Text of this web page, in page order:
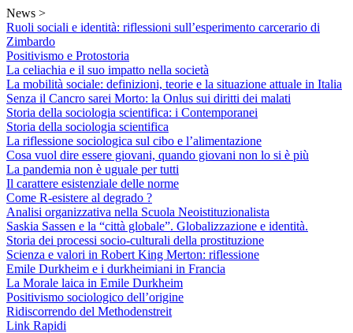
Skip
to
content
News >
Ruoli sociali e identità: riflessioni sull’esperimento carcerario di
Zimbardo
Positivismo e Protostoria
La celiachia e il suo impatto nella società
La mobilità sociale: definizioni, teorie e la situazione attuale in Italia
Senza il Cancro sarei Morto: la Onlus sui diritti dei malati
Storia della sociologia scientifica: i Contemporanei
Storia della sociologia scientifica
La riflessione sociologica sul cibo e l’alimentazione
Cosa vuol dire essere giovani, quando giovani non lo si è più
La pandemia non è uguale per tutti
Il carattere esistenziale delle norme
Come R-esistere al degrado ?
Analisi organizzativa nella Scuola Neoistituzionalista
Saskia Sassen e la “città globale”. Globalizzazione e identità.
Storia dei processi socio-culturali della prostituzione
Scienza e valori in Robert King Merton: riflessione
Emile Durkheim e i durkheimiani in Francia
La Morale laica in Emile Durkheim
Positivismo sociologico dell’origine
Ridiscorrendo del Methodenstreit
Link Rapidi